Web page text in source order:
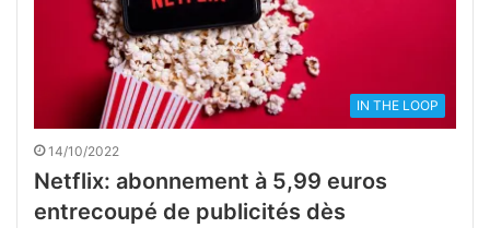
IN THE LOOP
14/10/2022
Netflix: abonnement à 5,99 euros
entrecoupé de publicités dès